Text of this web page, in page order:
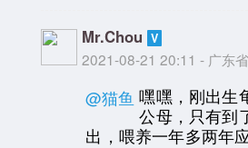
Mr.Chou
2021-08-21 20:11 - 广东
@猫鱼 嘿嘿，刚出生
公母，只有到
出，喂养一年多两年